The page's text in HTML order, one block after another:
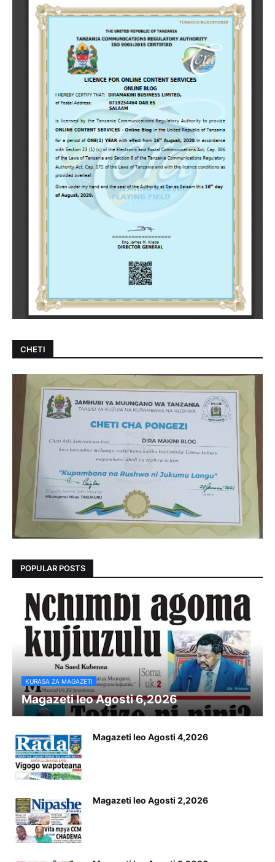
CHETI
POPULAR POSTS
KURASA ZA MAGAZETI
Magazeti leo Agosti 6,2026
Magazeti leo Agosti 4,2026
Magazeti leo Agosti 2,2026